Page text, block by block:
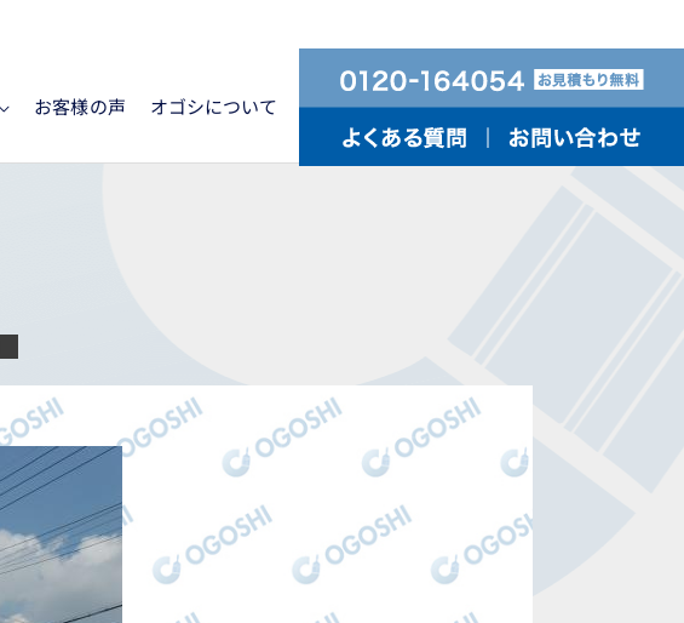
お客様の声 オゴシについて